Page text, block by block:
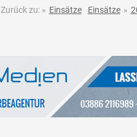
Zurück zu: » Einsätze Einsätze »